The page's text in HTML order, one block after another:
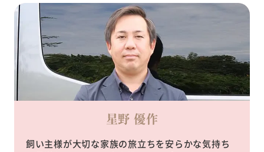
星野 優作
飼い主様が大切な家族の旅立ちを安らかな気持ち